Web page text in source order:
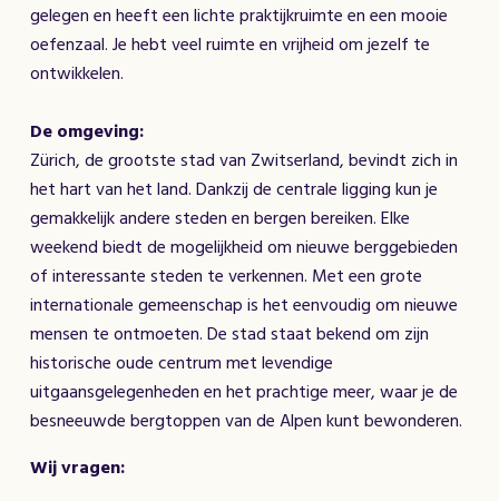
gelegen en heeft een lichte praktijkruimte en een mooie
oefenzaal. Je hebt veel ruimte en vrijheid om jezelf te
ontwikkelen.
De omgeving:
Zürich, de grootste stad van Zwitserland, bevindt zich in
het hart van het land. Dankzij de centrale ligging kun je
gemakkelijk andere steden en bergen bereiken. Elke
weekend biedt de mogelijkheid om nieuwe berggebieden
of interessante steden te verkennen. Met een grote
internationale gemeenschap is het eenvoudig om nieuwe
mensen te ontmoeten. De stad staat bekend om zijn
historische oude centrum met levendige
uitgaansgelegenheden en het prachtige meer, waar je de
besneeuwde bergtoppen van de Alpen kunt bewonderen.
Wij vragen: